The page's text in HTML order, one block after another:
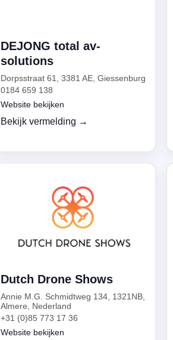
DEJONG total av-
solutions
Dorpsstraat 61, 3381 AE, Giessenburg
0184 659 138
Website bekijken
Bekijk vermelding →
Dutch Drone Shows
Annie M.G. Schmidtweg 134, 1321NB,
Almere, Nederland
+31 (0)85 773 17 36
Website bekijken